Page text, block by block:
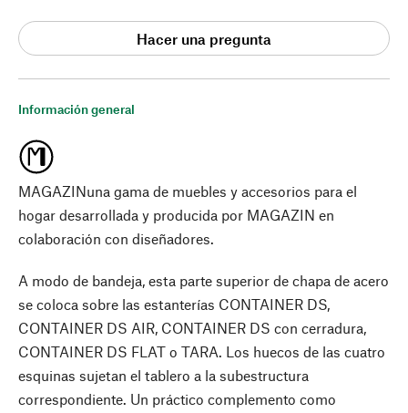
Información general
MAGAZINuna gama de muebles y accesorios para el
hogar desarrollada y producida por MAGAZIN en
colaboración con diseñadores.
A modo de bandeja, esta parte superior de chapa de acero
se coloca sobre las estanterías CONTAINER DS,
CONTAINER DS AIR, CONTAINER DS con cerradura,
CONTAINER DS FLAT o TARA. Los huecos de las cuatro
esquinas sujetan el tablero a la subestructura
correspondiente. Un práctico complemento como
Hacer una pregunta